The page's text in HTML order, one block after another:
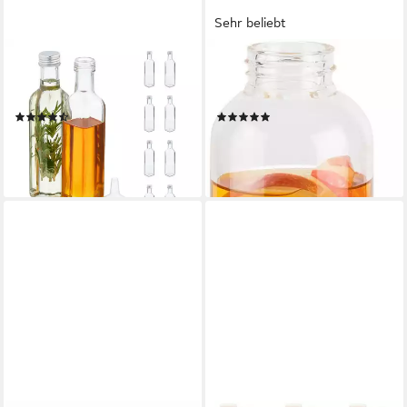
RELAXDAYS
Trinkflasche Flaschen zum
Befüllen 250 ml, 10er Pack
(4)
ab 15,99 € UVP
-60%
lieferbar - in 2-3 Werktagen bei dir
Sehr beliebt
Trinkflasche, Glas, Deckel aus
Edelstahl
lieferbar - in 2-3 Werktagen bei dir